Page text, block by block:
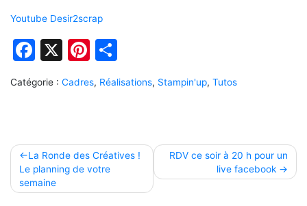
Youtube Desir2scrap
Facebook
X Pinterest
Catégorie : Cadres, Réalisations, Stampin'up, Tutos
Navigation
de
l’article
La Ronde des Créatives !
Le planning de votre
semaine
RDV ce soir à 20 h pour un
live facebook